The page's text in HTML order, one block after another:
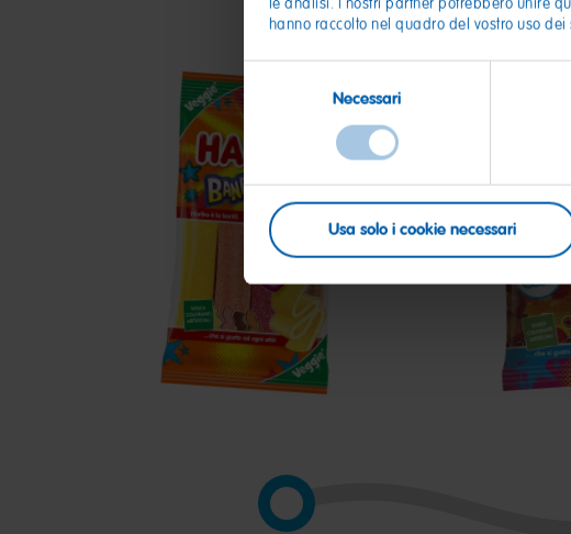
le analisi. I nostri partner potrebbero unire
hanno raccolto nel quadro del vostro uso
Selezione
del
Necessari
Usa solo i cookie necessari
Ciucciotti
frizzi